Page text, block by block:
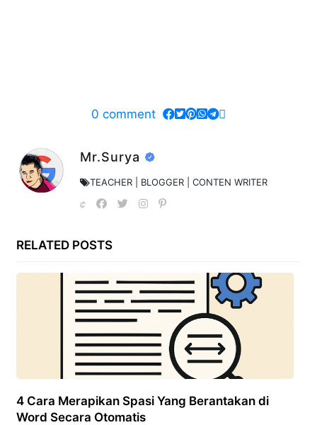
0 comment
Mr.Surya
TEACHER | BLOGGER | CONTEN WRITER
RELATED POSTS
4 Cara Merapikan Spasi Yang Berantakan di
Word Secara Otomatis